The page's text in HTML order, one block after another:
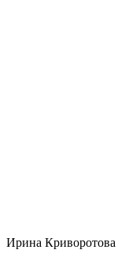
Ирина Криворотова